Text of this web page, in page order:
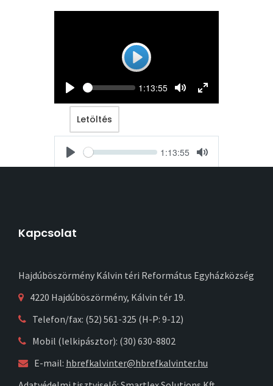
Play
Seek Current
1:13:55
Letöltés
Seek Current
1:13:55
Kapcsolat
Hajdúböszörmény Kálvin téri Református Egyházközség
4220 Hajdúböszörmény, Kálvin tér 19.
Telefon/fax: (52) 561-325 (H-P: 9-12)
Mobil (lelkipásztor): (30) 630-8802
E-mail: hbrefkalvinter@hbrefkalvinter.hu